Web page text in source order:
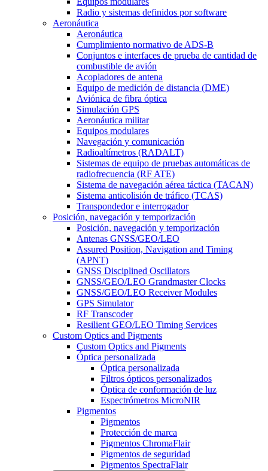
Radio y sistemas definidos por software
Aeronáutica
Aeronáutica
Cumplimiento normativo de ADS-B
Conjuntos e interfaces de prueba de cantidad de
combustible de avión
Acopladores de antena
Equipo de medición de distancia (DME)
Aviónica de fibra óptica
Simulación GPS
Aeronáutica militar
Equipos modulares
Navegación y comunicación
Radioaltímetros (RADALT)
Sistemas de equipo de pruebas automáticas de
radiofrecuencia (RF ATE)
Sistema de navegación aérea táctica (TACAN)
Sistema anticolisión de tráfico (TCAS)
Transpondedor e interrogador
Posición, navegación y temporización
Posición, navegación y temporización
Antenas GNSS/GEO/LEO
Assured Position, Navigation and Timing
(APNT)
GNSS Disciplined Oscillators
GNSS/GEO/LEO Grandmaster Clocks
GNSS/GEO/LEO Receiver Modules
GPS Simulator
RF Transcoder
Resilient GEO/LEO Timing Services
Custom Optics and Pigments
Custom Optics and Pigments
Óptica personalizada
Óptica personalizada
Filtros ópticos personalizados
Óptica de conformación de luz
Espectrómetros MicroNIR
Pigmentos
Pigmentos
Protección de marca
Pigmentos ChromaFlair
Pigmentos de seguridad
Pigmentos SpectraFlair